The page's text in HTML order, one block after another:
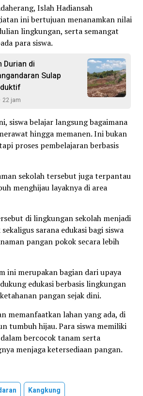
Islah Hadiansah
ini bertujuan menanamkan nilai
lingkungan, serta semangat
para siswa.
Durian di
Sulap
22 jam
siswa belajar langsung bagaimana
hingga memanen. Ini bukan
proses pembelajaran berbasis
sekolah tersebut juga terpantau
menghijau layaknya di area
di lingkungan sekolah menjadi
sarana edukasi bagi siswa
pangan pokok secara lebih
ini merupakan bagian dari upaya
edukasi berbasis lingkungan
pangan sejak dini.
memanfaatkan lahan yang ada, di
tumbuh hijau. Para siswa memiliki
bercocok tanam serta
menjaga ketersediaan pangan.
Kangkung